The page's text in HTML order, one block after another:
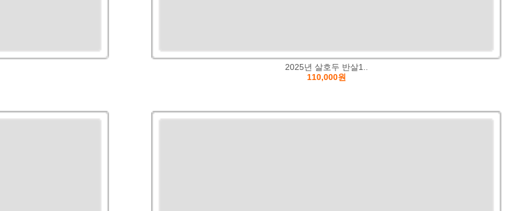
2025년 살호두 반살1..
110,000원